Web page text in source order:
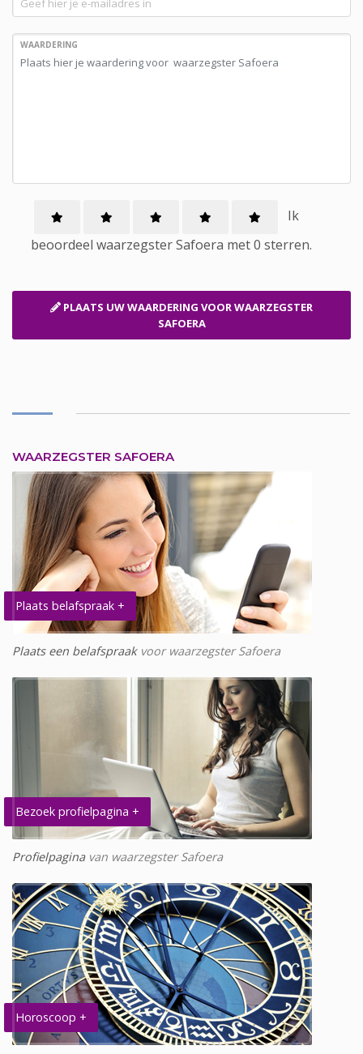
WAARDERING
Ik
beoordeel waarzegsterSafoera met0 sterren.
PLAATS UW WAARDERING VOOR WAARZEGSTER
SAFOERA
WAARZEGSTER SAFOERA
Plaats belafspraak +
Plaats een belafspraakvoor waarzegster Safoera
Bezoek profielpagina +
Profielpagina van waarzegster Safoera
Horoscoop +